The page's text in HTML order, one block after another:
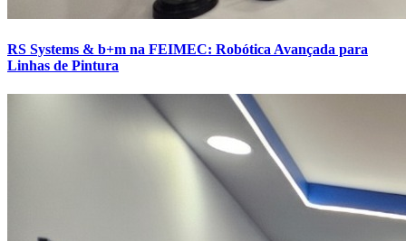
RS Systems & b+m na FEIMEC: Robótica Avançada para
Linhas de Pintura